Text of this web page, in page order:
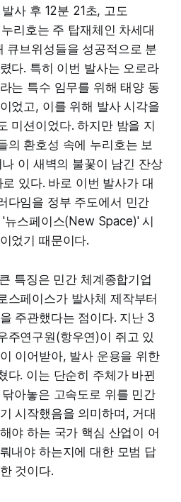
사 후 12분 21초, 고도
리호는 주 탑재체인 차세대
큐브위성들을 성공적으로 분
다. 특히 이번 발사는 오로라
는 특수 임무를 위해 태양 동
었고, 이를 위해 발사 시각을
미션이었다. 하지만 밤을 지
의 환호성 속에 누리호는 보
이 새벽의 불꽃이 남긴 잔상
있다. 바로 이번 발사가 대
다임을 정부 주도에서 민간
뉴스페이스(New Space)' 시
었기 때문이다.
특징은 민간 체계종합기업
스페이스가 발사체 제작부터
주관했다는 점이다. 지난 3
주연구원(항우연)이 쥐고 있
이어받아, 발사 운용을 위한
다. 이는 단순히 주체가 바뀐
아놓은 고속도로 위를 민간
시작했음을 의미하며, 거대
야 하는 국가 핵심 산업이 어
내야 하는지에 대한 모범 답
것이다.